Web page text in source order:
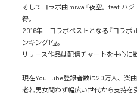
そしてコラボ曲 miwa『夜空。feat.ハ
得。
2016年　コラボベストとなる『コラボ
ンキング1位。
リリース作品は配信チャートを中心に
現在YouTube登録者数は20万人、楽
老若男女問わず幅広い世代から支持を